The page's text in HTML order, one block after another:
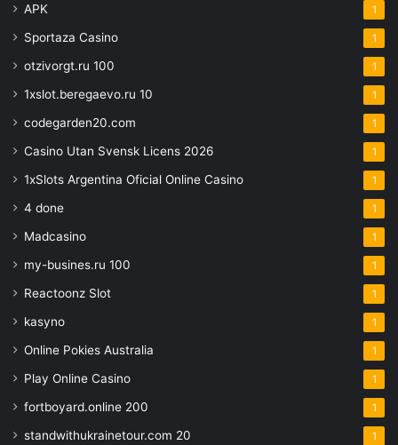
APK 1
Sportaza Casino 1
otzivorgt.ru 100 1
1xslot.beregaevo.ru 10 1
codegarden20.com 1
Casino Utan Svensk Licens 2026 1
1xSlots Argentina Oficial Online Casino 1
4 done 1
Madcasino 1
my-busines.ru 100 1
Reactoonz Slot 1
kasyno 1
Online Pokies Australia 1
Play Online Casino 1
fortboyard.online 200 1
standwithukrainetour.com 20 1